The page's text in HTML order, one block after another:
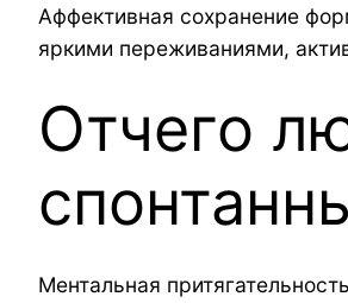
Аффективная сохранение
яркими переживаниями,
Отчего
Ментальная